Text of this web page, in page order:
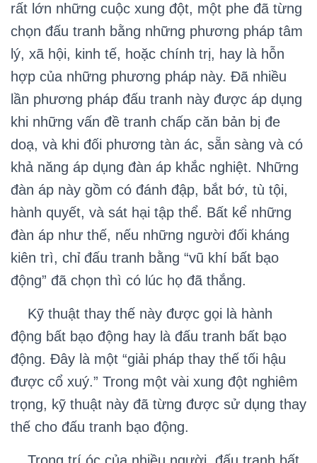
rất lớn những cuộc xung đột, một phe đã từng
chọn đấu tranh bằng những phương pháp tâm
lý, xã hội, kinh tế, hoặc chính trị, hay là hỗn
hợp của những phương pháp này. Đã nhiều
lần phương pháp đấu tranh này được áp dụng
khi những vấn đề tranh chấp căn bản bị đe
doạ, và khi đối phương tàn ác, sẵn sàng và có
khả năng áp dụng đàn áp khắc nghiệt. Những
đàn áp này gồm có đánh đập, bắt bớ, tù tội,
hành quyết, và sát hại tập thể. Bất kể những
đàn áp như thế, nếu những người đối kháng
kiên trì, chỉ đấu tranh bằng “vũ khí bất bạo
động” đã chọn thì có lúc họ đã thắng.
Kỹ thuật thay thế này được gọi là hành
động bất bạo động hay là đấu tranh bất bạo
động. Đây là một “giải pháp thay thế tối hậu
được cổ xuý.” Trong một vài xung đột nghiêm
trọng, kỹ thuật này đã từng được sử dụng thay
thế cho đấu tranh bạo động.